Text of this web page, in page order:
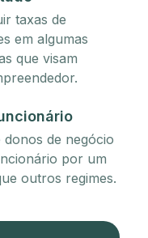
taxas de
em algumas
que visam
de negócio
por um
outros regimes.